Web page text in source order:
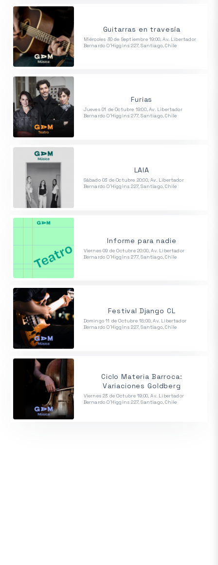
Guitarras en travesía
Miércoles 30 de Septiembre 19:00, Av. Libertador
Bernardo O'Higgins 227, Santiago, Chile
Furias
Jueves 01 de Octubre 19:00, Av. Libertador
Bernardo O'Higgins 277, Santiago, Chile
LAIA
Sábado 03 de Octubre 20:00, Av. Libertador
Bernardo O'Higgins 227, Santiago, Chile
Informe para nadie
Viernes 09 de Octubre 20:00, Av. Libertador
Bernardo O'Higgins 277, Santiago, Chile
Festival Django CL
Domingo 11 de Octubre 18:00, Av. Libertador
Bernardo O'Higgins 227, Santiago, Chile
Ciclo Materia Barroca:
Variaciones Goldberg
Viernes 23 de Octubre 19:00, Av. Libertador
Bernardo O'Higgins 227, Santiago, Chile